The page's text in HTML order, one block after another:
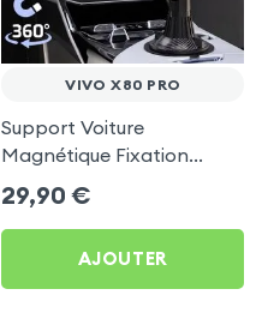
VIVO X80 PRO
Support Voiture
Magnétique Fixation
Porte-gobelet pour Vivo
X80 Pro
29,90 €
AJOUTER